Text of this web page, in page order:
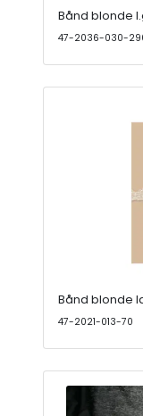
Bånd blonde
47-2036-030-
Bånd blonde
47-2021-013-70